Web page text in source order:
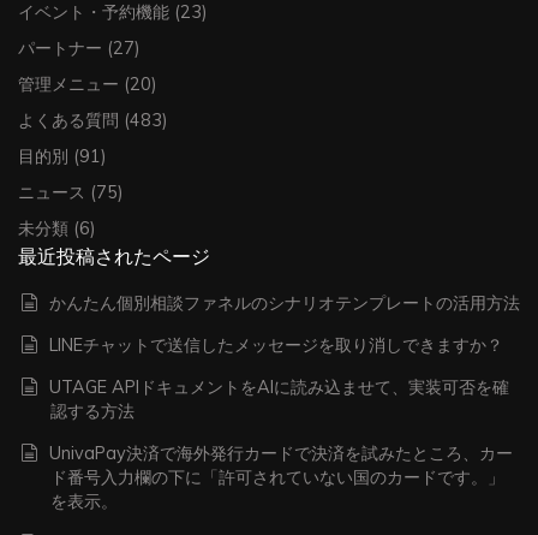
イベント・予約機能 (23)
パートナー (27)
管理メニュー (20)
よくある質問 (483)
目的別 (91)
ニュース (75)
未分類 (6)
最近投稿されたページ
かんたん個別相談ファネルのシナリオテンプレートの活用方法
LINEチャットで送信したメッセージを取り消しできますか？
UTAGE APIドキュメントをAIに読み込ませて、実装可否を確
認する方法
UnivaPay決済で海外発行カードで決済を試みたところ、カー
ド番号入力欄の下に「許可されていない国のカードです。」
を表示。